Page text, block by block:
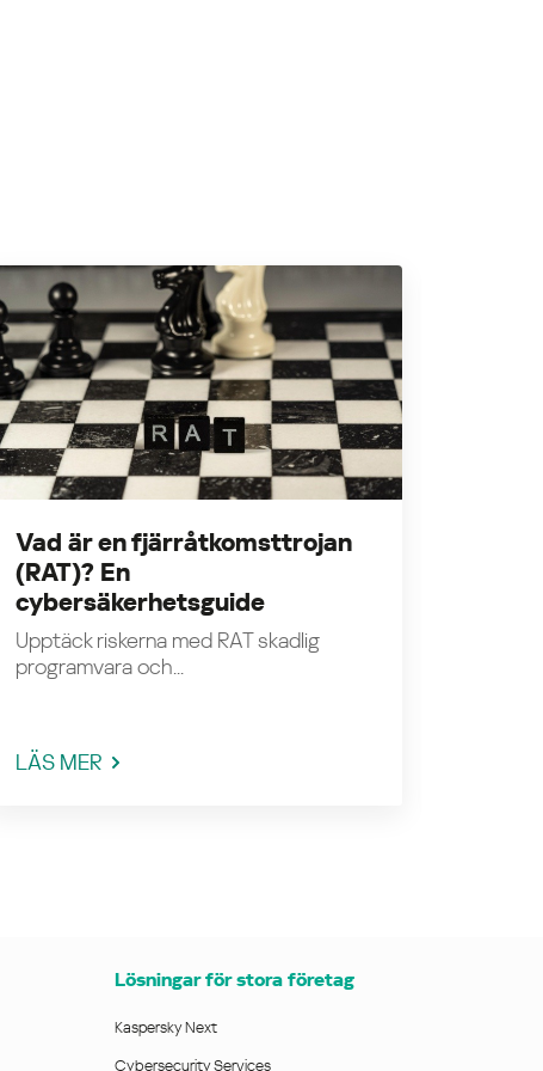
Vad är en fjärråtkomsttrojan
(RAT)? En
cybersäkerhetsguide
Upptäck riskerna med RAT skadlig
programvara och...
LÄS MER
Lösningar för stora företag
Kaspersky Next
Cybersecurity Services